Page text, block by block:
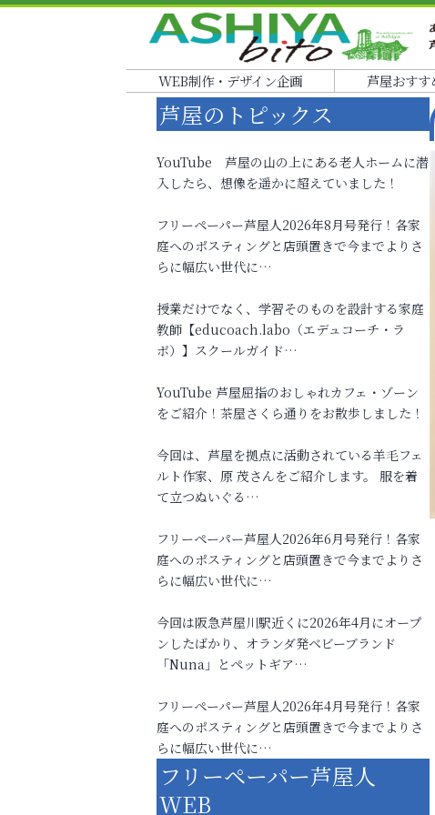
WEB制作・デザイン企画 芦屋おすす
芦屋のトピックス
YouTube 芦屋の山の上にある老人ホームに潜
入したら、想像を遥かに超えていました！
フリーペーパー芦屋人2026年8月号発行！各家
庭へのポスティングと店頭置きで今までよりさ
らに幅広い世代に…
授業だけでなく、学習そのものを設計する家庭
教師【educoach.labo（エデュコーチ・ラ
ボ）】スクールガイド…
YouTube 芦屋屈指のおしゃれカフェ・ゾーン
をご紹介！茶屋さくら通りをお散歩しました！
今回は、芦屋を拠点に活動されている羊毛フェ
ルト作家、原 茂さんをご紹介します。 服を着
て立つぬいぐる…
フリーペーパー芦屋人2026年6月号発行！各家
庭へのポスティングと店頭置きで今までよりさ
らに幅広い世代に…
今回は阪急芦屋川駅近くに2026年4月にオープ
ンしたばかり、オランダ発ベビーブランド
「Nuna」とペットギア…
フリーペーパー芦屋人2026年4月号発行！各家
庭へのポスティングと店頭置きで今までよりさ
らに幅広い世代に…
フリーペーパー芦屋人
WEB